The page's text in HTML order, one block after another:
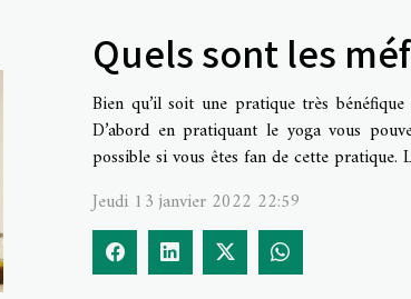
Quels sont les
Bien qu’il soit une pratique très
D’abord en pratiquant le yoga vous
possible si vous êtes fan de cette
Jeudi 13 janvier 2022 22:59